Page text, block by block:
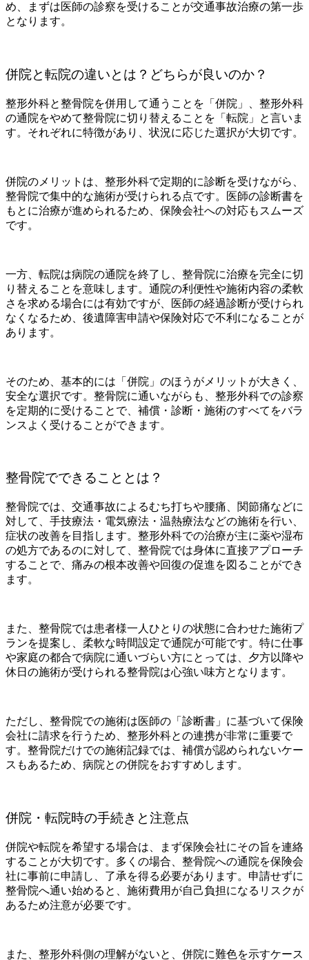
め、まずは医師の診察を受けることが交通事故治療の第一歩
となります。
併院と転院の違いとは？どちらが良いのか？
整形外科と整骨院を併用して通うことを「併院」、整形外科
の通院をやめて整骨院に切り替えることを「転院」と言いま
す。それぞれに特徴があり、状況に応じた選択が大切です。
併院のメリットは、整形外科で定期的に診断を受けながら、
整骨院で集中的な施術が受けられる点です。医師の診断書を
もとに治療が進められるため、保険会社への対応もスムーズ
です。
一方、転院は病院の通院を終了し、整骨院に治療を完全に切
り替えることを意味します。通院の利便性や施術内容の柔軟
さを求める場合には有効ですが、医師の経過診断が受けられ
なくなるため、後遺障害申請や保険対応で不利になることが
あります。
そのため、基本的には「併院」のほうがメリットが大きく、
安全な選択です。整骨院に通いながらも、整形外科での診察
を定期的に受けることで、補償・診断・施術のすべてをバラ
ンスよく受けることができます。
整骨院でできることとは？
整骨院では、交通事故によるむち打ちや腰痛、関節痛などに
対して、手技療法・電気療法・温熱療法などの施術を行い、
症状の改善を目指します。整形外科での治療が主に薬や湿布
の処方であるのに対して、整骨院では身体に直接アプローチ
することで、痛みの根本改善や回復の促進を図ることができ
ます。
また、整骨院では患者様一人ひとりの状態に合わせた施術プ
ランを提案し、柔軟な時間設定で通院が可能です。特に仕事
や家庭の都合で病院に通いづらい方にとっては、夕方以降や
休日の施術が受けられる整骨院は心強い味方となります。
ただし、整骨院での施術は医師の「診断書」に基づいて保険
会社に請求を行うため、整形外科との連携が非常に重要で
す。整骨院だけでの施術記録では、補償が認められないケー
スもあるため、病院との併院をおすすめします。
併院・転院時の手続きと注意点
併院や転院を希望する場合は、まず保険会社にその旨を連絡
することが大切です。多くの場合、整骨院への通院を保険会
社に事前に申請し、了承を得る必要があります。申請せずに
整骨院へ通い始めると、施術費用が自己負担になるリスクが
あるため注意が必要です。
また、整形外科側の理解がないと、併院に難色を示すケース